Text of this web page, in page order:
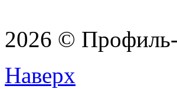
2026 ©
Наверх